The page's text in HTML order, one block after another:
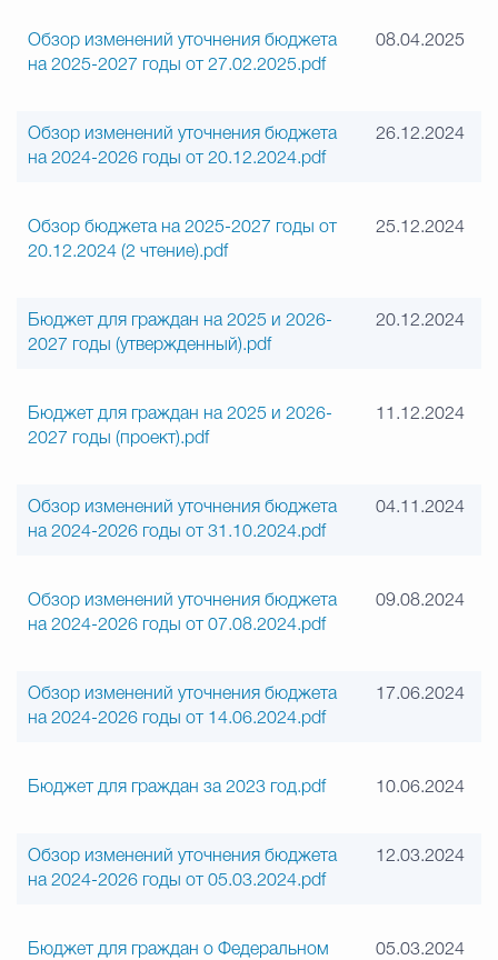
Обзор изменений уточнения бюджета
на 2025-2027 годы от 27.02.2025.pdf
08.04.2025
Обзор изменений уточнения бюджета
на 2024-2026 годы от 20.12.2024.pdf
26.12.2024
Обзор бюджета на 2025-2027 годы от
20.12.2024 (2 чтение).pdf
25.12.2024
Бюджет для граждан на 2025 и 2026-
2027 годы (утвержденный).pdf
20.12.2024
Бюджет для граждан на 2025 и 2026-
2027 годы (проект).pdf
11.12.2024
Обзор изменений уточнения бюджета
на 2024-2026 годы от 31.10.2024.pdf
04.11.2024
Обзор изменений уточнения бюджета
на 2024-2026 годы от 07.08.2024.pdf
09.08.2024
Обзор изменений уточнения бюджета
на 2024-2026 годы от 14.06.2024.pdf
17.06.2024
Бюджет для граждан за 2023 год.pdf 10.06.2024
Обзор изменений уточнения бюджета
на 2024-2026 годы от 05.03.2024.pdf
12.03.2024
Бюджет для граждан о Федеральном
05.03.2024